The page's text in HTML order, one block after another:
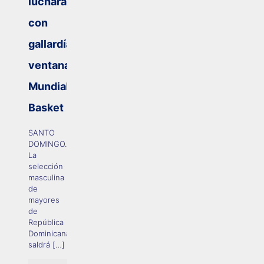
con
gallardía
ventana
Mundial
Basket
SANTO
DOMINGO.-
La
selección
masculina
de
mayores
de
República
Dominicana,
saldrá […]